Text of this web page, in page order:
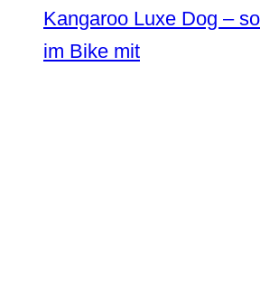
Kangaroo Luxe Dog –
im Bike mit